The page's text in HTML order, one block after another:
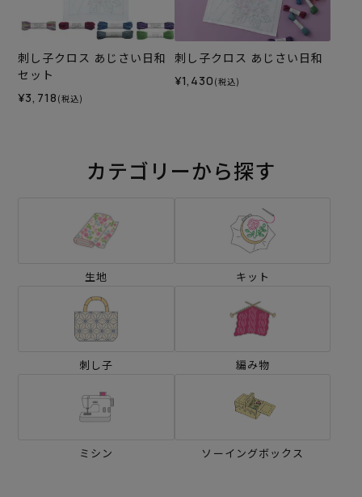
刺し子クロス あじさい日和
セット
¥3,718 (税込)
刺し子クロス あじさい日和
¥1,430 (税込)
カテゴリーから探す
生地 キット
刺し子 編み物
ミシン ソーイングボックス